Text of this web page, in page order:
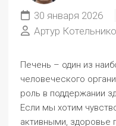
30 января 2026
Артур
Печень – один из
человеческого
роль в поддержании
Если мы хотим
активными, здоровье